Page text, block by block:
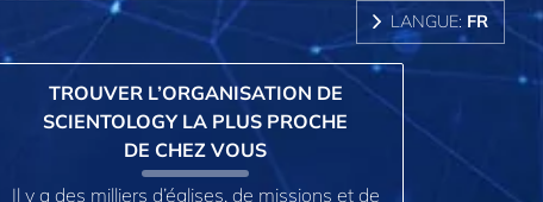
LANGUE: FR
TROUVER L’ORGANISATION DE
SCIENTOLOGY LA PLUS PROCHE
DE CHEZ VOUS
Il y a des milliers d’églises, de missions et de